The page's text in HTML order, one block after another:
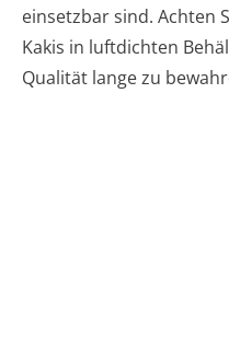
einsetzbar sind. Achten
Kakis in luftdichten
Qualität lange zu